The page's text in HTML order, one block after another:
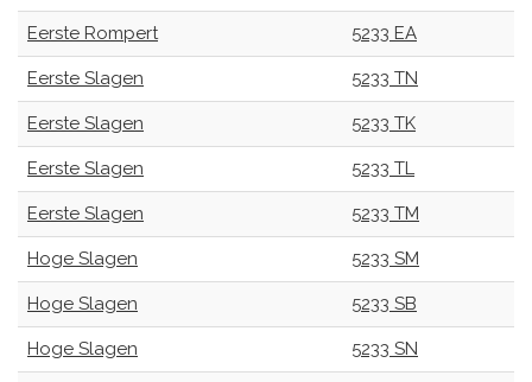
Eerste Rompert 5233 EA
Eerste Slagen 5233 TN
Eerste Slagen 5233 TK
Eerste Slagen 5233 TL
Eerste Slagen 5233 TM
Hoge Slagen 5233 SM
Hoge Slagen 5233 SB
Hoge Slagen 5233 SN